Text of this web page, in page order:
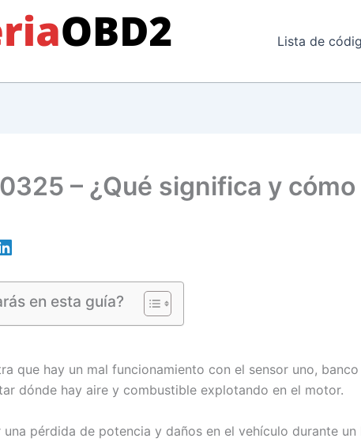
Lista de
– ¿Qué significa y
en esta guía?
que hay un mal funcionamiento con el sensor uno,
dónde hay aire y combustible explotando en el motor.
una pérdida de potencia y daños en el vehículo durante